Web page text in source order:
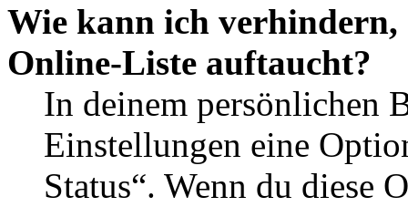
Wie kann ich verhindern,
Online-Liste auftaucht?
In deinem persönlichen
Einstellungen eine
Status“. Wenn du diese